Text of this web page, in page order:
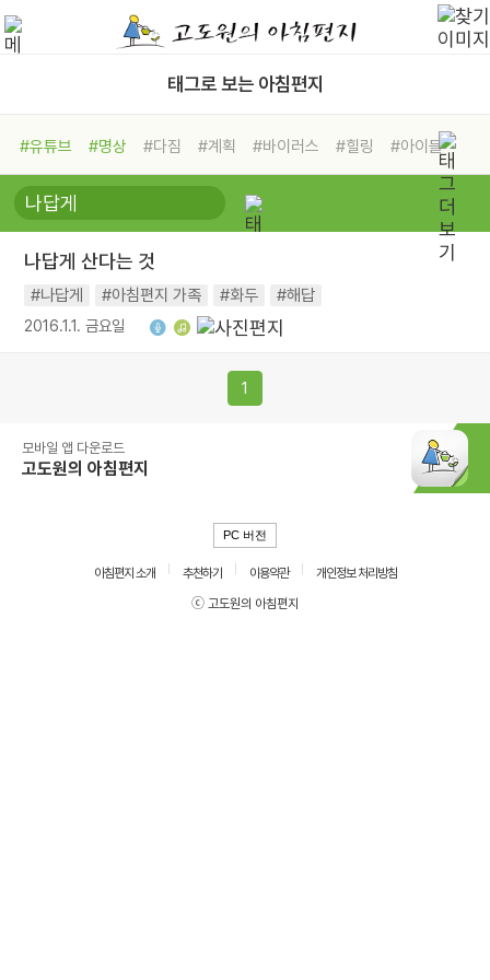
태그로 보는 아침편지
#유튜브 #명상 #다짐 #계획 #바이러스 #힐링
#아이들
#비전캠프
#독서캠프 #삶
#희망
#나눔 #친구 #링컨학교
#독서
#건강 #면역력
나답게 산다는 것
#나답게 #아침편지 가족 #화두 #해답
2016.1.1. 금요일
1
모바일 앱 다운로드
고도원의 아침편지
PC 버전
아침편지 소개 추천하기 이용약관
개인정보 처리방침
ⓒ 고도원의 아침편지